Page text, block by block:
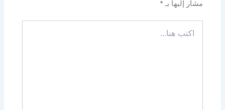
مشار إليها بـ*
هنا...